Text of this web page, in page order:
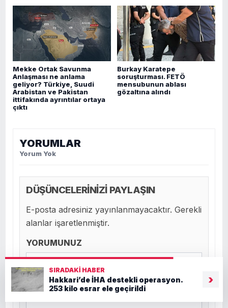
Mekke Ortak Savunma
Anlaşması ne anlama
geliyor? Türkiye, Suudi
Arabistan ve Pakistan
ittifakında ayrıntılar ortaya
çıktı
Burkay Karatepe
soruşturması. FETÖ
mensubunun ablası
gözaltına alındı
YORUMLAR
Yorum Yok
DÜŞÜNCELERİNİZİ PAYLAŞIN
E-posta adresiniz yayınlanmayacaktır. Gerekli
alanlar işaretlenmiştir.
YORUMUNUZ
SIRADAKI HABER
Hakkari’de İHA destekli operasyon.
253 kilo esrar ele geçirildi
›